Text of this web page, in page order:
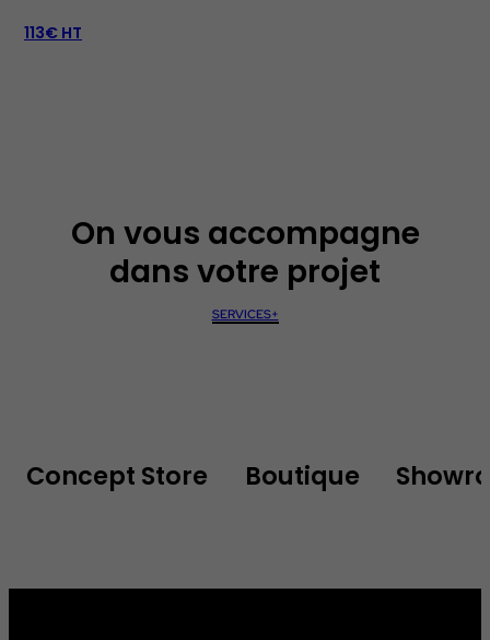
113€ HT
On vous accompagne
dans votre projet
SERVICES+
Concept Store Boutique